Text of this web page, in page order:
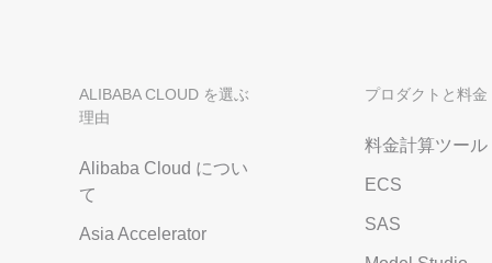
ALIBABA CLOUD を選ぶ
理由
Alibaba Cloud につい
て
Asia Accelerator
プロダクトと料金
料金計算ツール
ECS
SAS